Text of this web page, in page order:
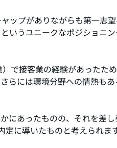
ップがありながらも第一志
というユニークなポジショニ
で接客業の経験があったた
らには環境分野への情熱も
にあったものの、それを差
に導いたものと考えられます